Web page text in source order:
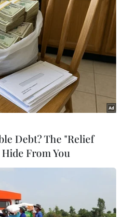
IS
#Tấn công khủng bố
Debt? The "Relief
From You